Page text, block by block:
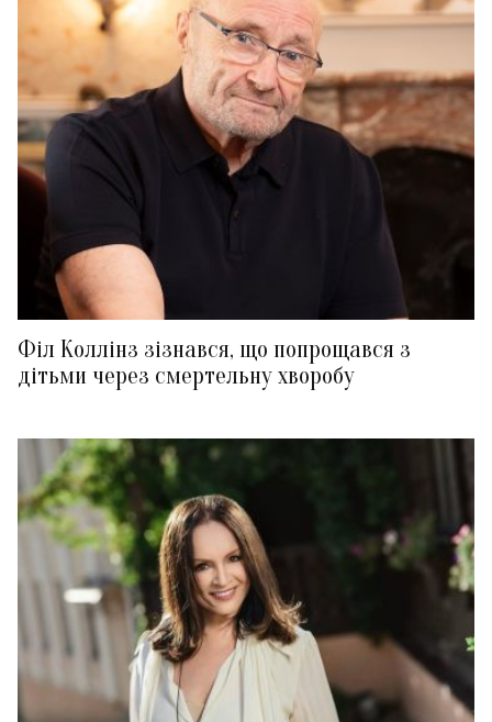
Філ Коллінз зізнався, що попрощався з
дітьми через смертельну хворобу